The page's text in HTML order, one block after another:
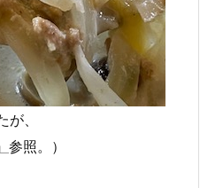
、
参照。）